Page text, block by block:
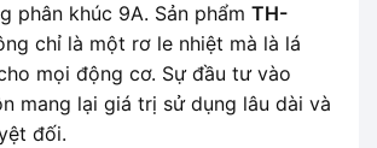
phân khúc 9A. Sản phẩm TH-
chỉ là một rơ le nhiệt mà là lá
mọi động cơ. Sự đầu tư vào
mang lại giá trị sử dụng lâu dài và
đối.